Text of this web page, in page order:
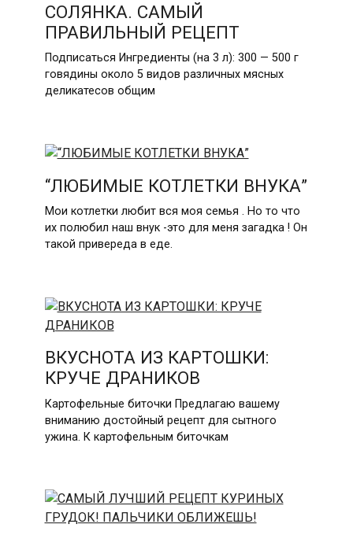
СОЛЯНКА. САМЫЙ
ПРАВИЛЬНЫЙ РЕЦЕПТ
Подписаться Ингредиенты (на 3 л): 300 — 500 г
говядины около 5 видов различных мясных
деликатесов общим
“ЛЮБИМЫЕ КОТЛЕТКИ ВНУКА”
Мои котлетки любит вся моя семья . Но то что
их полюбил наш внук -это для меня загадка ! Он
такой привереда в еде.
ВКУСНОТА ИЗ КАРТОШКИ:
КРУЧЕ ДРАНИКОВ
Картофельные биточки Предлагаю вашему
вниманию достойный рецепт для сытного
ужина. К картофельным биточкам